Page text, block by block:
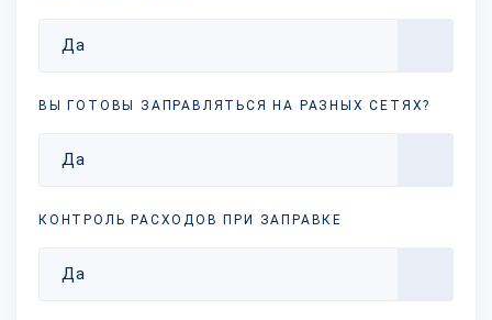
Да
ВЫ ГОТОВЫ ЗАПРАВЛЯТЬСЯ НА РАЗНЫХСЕТЯХ?
Да
КОНТРОЛЬ РАСХОДОВ ПРИ ЗАПРАВКЕ
Да